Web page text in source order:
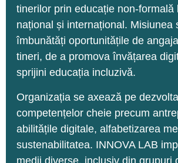
tinerilor prin educație non-formală
național și internațional. Misiunea
îmbunătăți oportunitățile de
tineri, de a promova învățarea
sprijini educația incluzivă.
Organizația se axează pe
competențelor cheie precum
abilitățile digitale, alfabetizarea
sustenabilitatea. INNOVA LAB
medii diverse, inclusiv din grupuri